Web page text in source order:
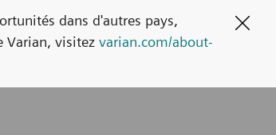
dans d'autres pays,
Varian, visitez varian.com/about-